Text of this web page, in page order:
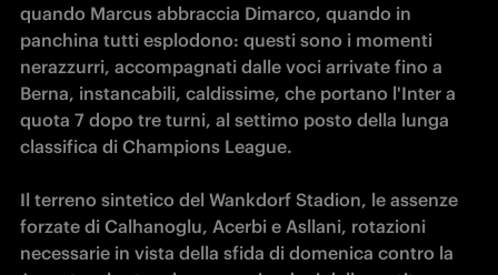
quando Marcus abbraccia Dimarco, quando in
panchina tutti esplodono: questi sono i momenti
nerazzurri, accompagnati dalle voci arrivate fino a
Berna, instancabili, caldissime, che portano l'Inter a
quota 7 dopo tre turni, al settimo posto della lunga
classifica di Champions League.
Il terreno sintetico del Wankdorf Stadion, le assenze
forzate di Calhanoglu, Acerbi e Asllani, rotazioni
necessarie in vista della sfida di domenica contro la